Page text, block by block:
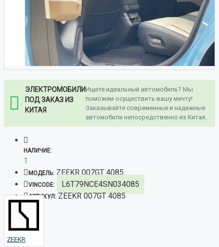
ЭЛЕКТРОМОБИЛИ
ПОД ЗАКАЗ ИЗ
КИТАЯ
Ищете идеальный автомобиль? Мы
поможем осуществить вашу мечту!
Заказывайте современные и надежные
автомобили непосредственно из Китая.
НАЛИЧИЕ:
1
МОДЕЛЬ: ZEEKR 007GT 4085
VINCODE: L6T79NCE4SN034085
АРТИКУЛ: ZEEKR 007GT 4085
ZEEKR